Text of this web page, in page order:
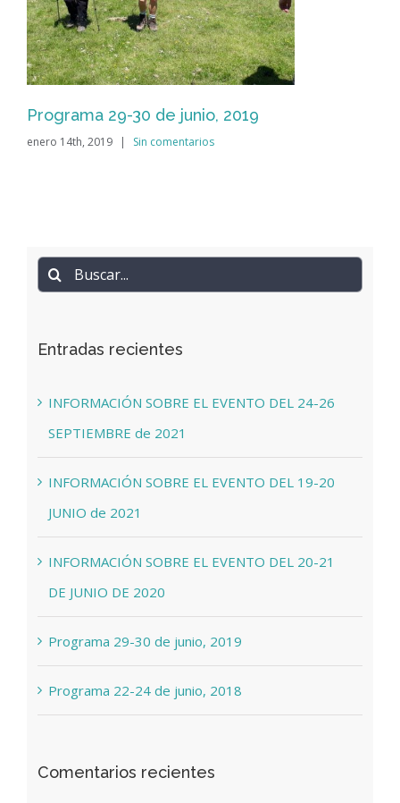
Programa 29-30 de junio, 2019
enero 14th, 2019 | Sin comentarios
Buscar:
Entradas recientes
INFORMACIÓN SOBRE EL EVENTO DEL 24-26
SEPTIEMBRE de 2021
INFORMACIÓN SOBRE EL EVENTO DEL 19-20
JUNIO de 2021
INFORMACIÓN SOBRE EL EVENTO DEL 20-21
DE JUNIO DE 2020
Programa 29-30 de junio, 2019
Programa 22-24 de junio, 2018
Comentarios recientes